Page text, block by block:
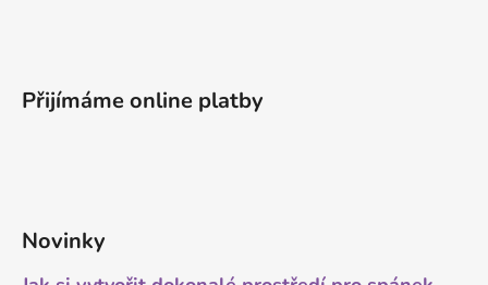
Přijímáme online platby
Novinky